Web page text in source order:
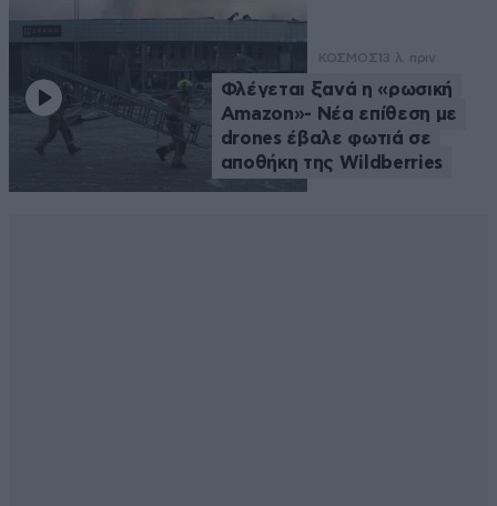
ΚΟΣΜΟΣ 13 λ. πριν
Φλέγεται ξανά η «ρωσική
Amazon»- Νέα επίθεση με
drones έβαλε φωτιά σε
αποθήκη της Wildberries